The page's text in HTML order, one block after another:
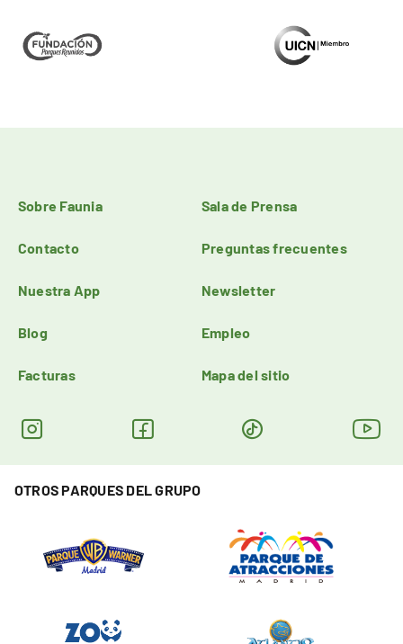
Sobre Faunia Sala de Prensa
Contacto Preguntas frecuentes
Nuestra App Newsletter
Blog Empleo
Facturas Mapa del sitio
OTROS PARQUES DEL GRUPO